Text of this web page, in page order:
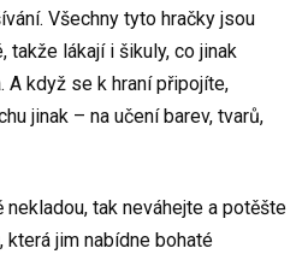
Všechny tyto hračky jsou
takže lákají i šikuly, co jinak
A když se k hraní připojíte,
jinak – na učení barev, tvarů,
tak neváhejte a potěšte
která jim nabídne bohaté